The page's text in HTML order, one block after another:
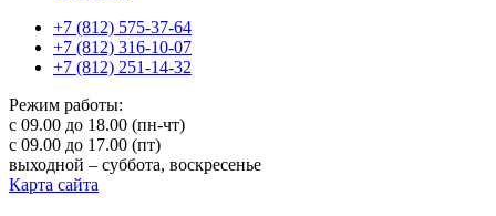
+7 (812) 575-37-64
+7 (812) 316-10-07
+7 (812) 251-14-32
Режим работы:
с 09.00 до 18.00 (пн-чт)
с 09.00 до 17.00 (пт)
выходной – суббота, воскресенье
Карта сайта